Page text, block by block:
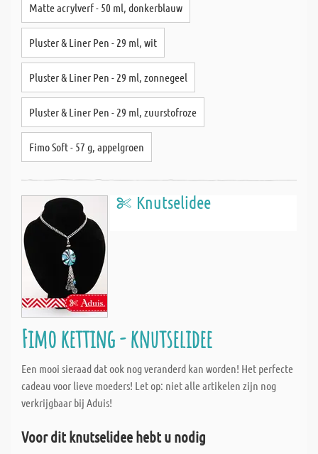
Matte acrylverf - 50 ml, donkerblauw
Pluster & Liner Pen - 29 ml, wit
Pluster & Liner Pen - 29 ml, zonnegeel
Pluster & Liner Pen - 29 ml, zuurstofroze
Fimo Soft - 57 g, appelgroen
Knutselidee
Fimo ketting - knutselidee
Een mooi sieraad dat ook nog veranderd kan worden! Het perfecte
cadeau voor lieve moeders! Let op: niet alle artikelen zijn nog
verkrijgbaar bij Aduis!
Voor dit knutselidee hebt u nodig